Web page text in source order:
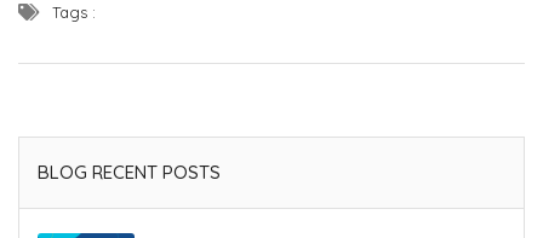
Tags :
BLOG RECENT POSTS